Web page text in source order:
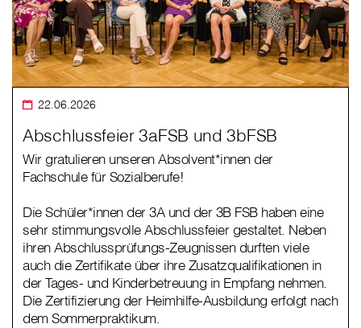
22.06.2026
Abschlussfeier 3aFSB und 3bFSB
Wir gratulieren unseren Absolvent*innen der
Fachschule für Sozialberufe!
Die Schüler*innen der 3A und der 3B FSB haben eine
sehr stimmungsvolle Abschlussfeier gestaltet. Neben
ihren Abschlussprüfungs-Zeugnissen durften viele
auch die Zertifikate über ihre Zusatzqualifikationen in
der Tages- und Kinderbetreuung in Empfang nehmen.
Die Zertifizierung der Heimhilfe-Ausbildung erfolgt nach
dem Sommerpraktikum.